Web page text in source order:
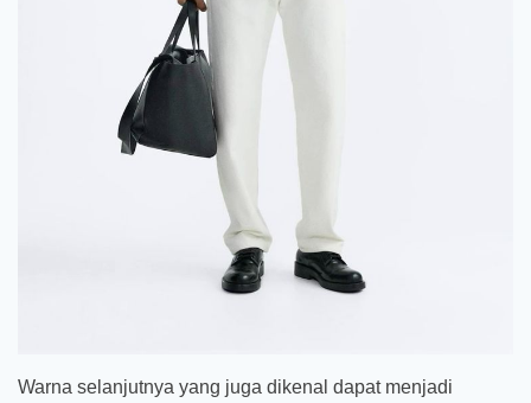
Warna selanjutnya yang juga dikenal dapat menjadi